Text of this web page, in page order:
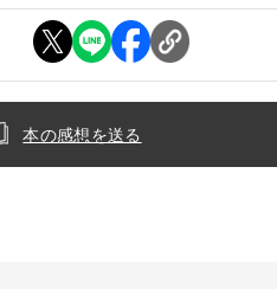
本の感想を送る